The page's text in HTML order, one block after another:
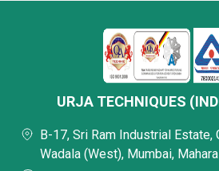
URJA TECHNIQUES
B-17, Sri Ram Industrial Estate,
Wadala (West), Mumbai,